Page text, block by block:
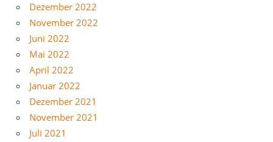
Dezember 2022
November 2022
Juni 2022
Mai 2022
April 2022
Januar 2022
Dezember 2021
November 2021
Juli 2021